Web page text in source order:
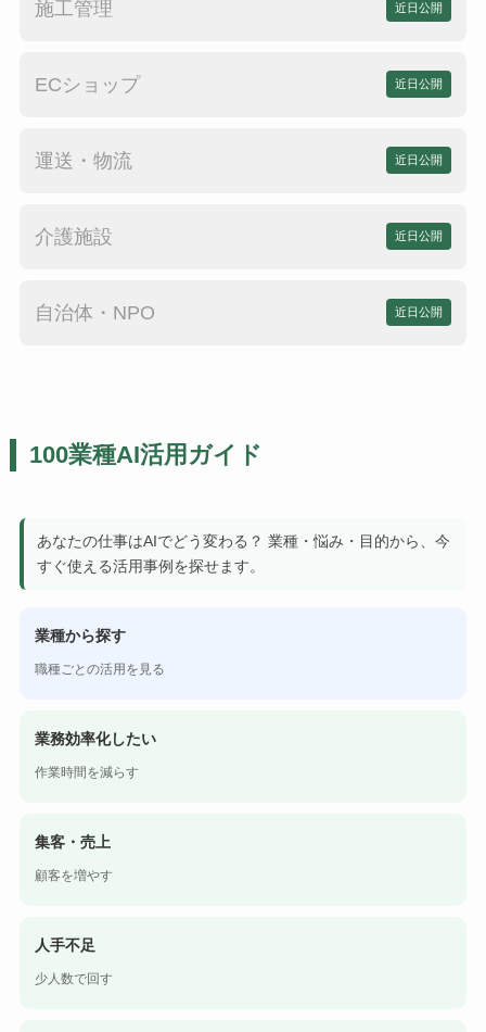
施工管理 近日公開
ECショップ 近日公開
運送・物流 近日公開
介護施設 近日公開
自治体・NPO 近日公開
100業種AI活用ガイド
あなたの仕事はAIでどう変わる？ 業種・悩み・目的から、今
すぐ使える活用事例を探せます。
業種から探す
職種ごとの活用を見る
業務効率化したい
作業時間を減らす
集客・売上
顧客を増やす
人手不足
少人数で回す